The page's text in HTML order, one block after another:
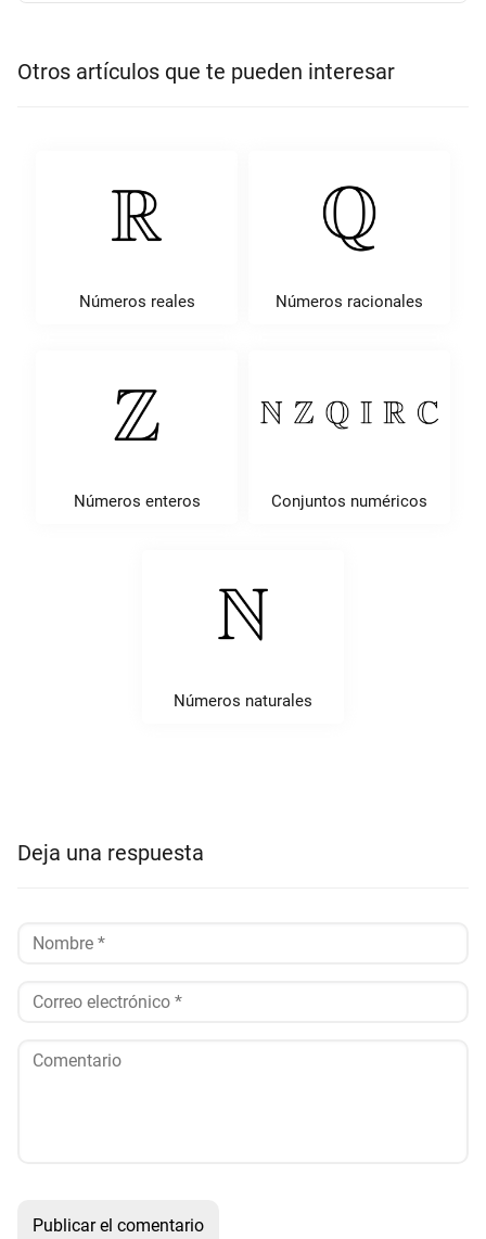
Otros artículos que te pueden interesar
Números reales Números racionales
Números enteros Conjuntos numéricos
Números naturales
Deja una respuesta